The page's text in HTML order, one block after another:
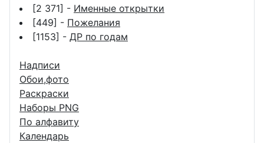
[2 371] - Именные открытки
[449] - Пожелания
[1153] - ДР по годам
Надписи
Обои,фото
Раскраски
Наборы PNG
По алфавиту
Календарь